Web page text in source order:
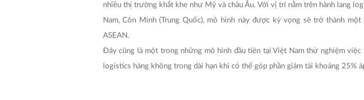
nhiều thị trường khắt khe như Mỹ và châu Âu. Với vị trí nằm trên hành lang
Nam, Côn Minh (Trung Quốc), mô hình này được kỳ vọng sẽ trở thành
ASEAN.
Đây cũng là một trong những mô hình đầu tiên tại Việt Nam thử nghiệm việc
logistics hàng không trong dài hạn khi có thể góp phần giảm tải khoảng 25%